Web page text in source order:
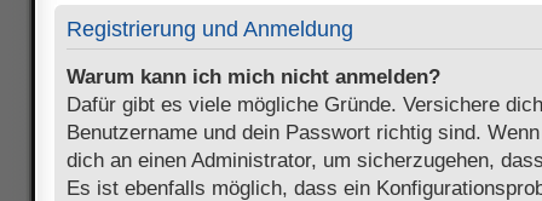
Registrierung und Anmeldung
Warum kann ich mich nicht anmelden?
Dafür gibt es viele mögliche Gründe. Versichere
Benutzername und dein Passwort richtig sind.
dich an einen Administrator, um sicherzugehen,
Es ist ebenfalls möglich, dass ein